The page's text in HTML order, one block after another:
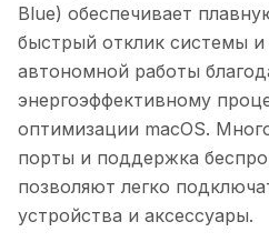
Blue) обеспечивает
быстрый отклик системы
автономной работы
энергоэффективному
оптимизации macOS.
порты и поддержка
позволяют легко
устройства и аксессуары.